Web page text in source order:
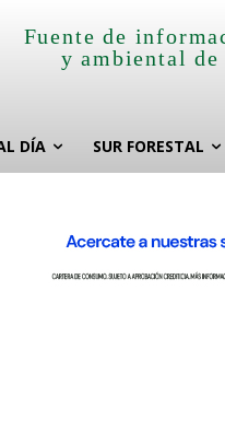
Fuente de
y ambiental
DÍA SUR FORESTAL